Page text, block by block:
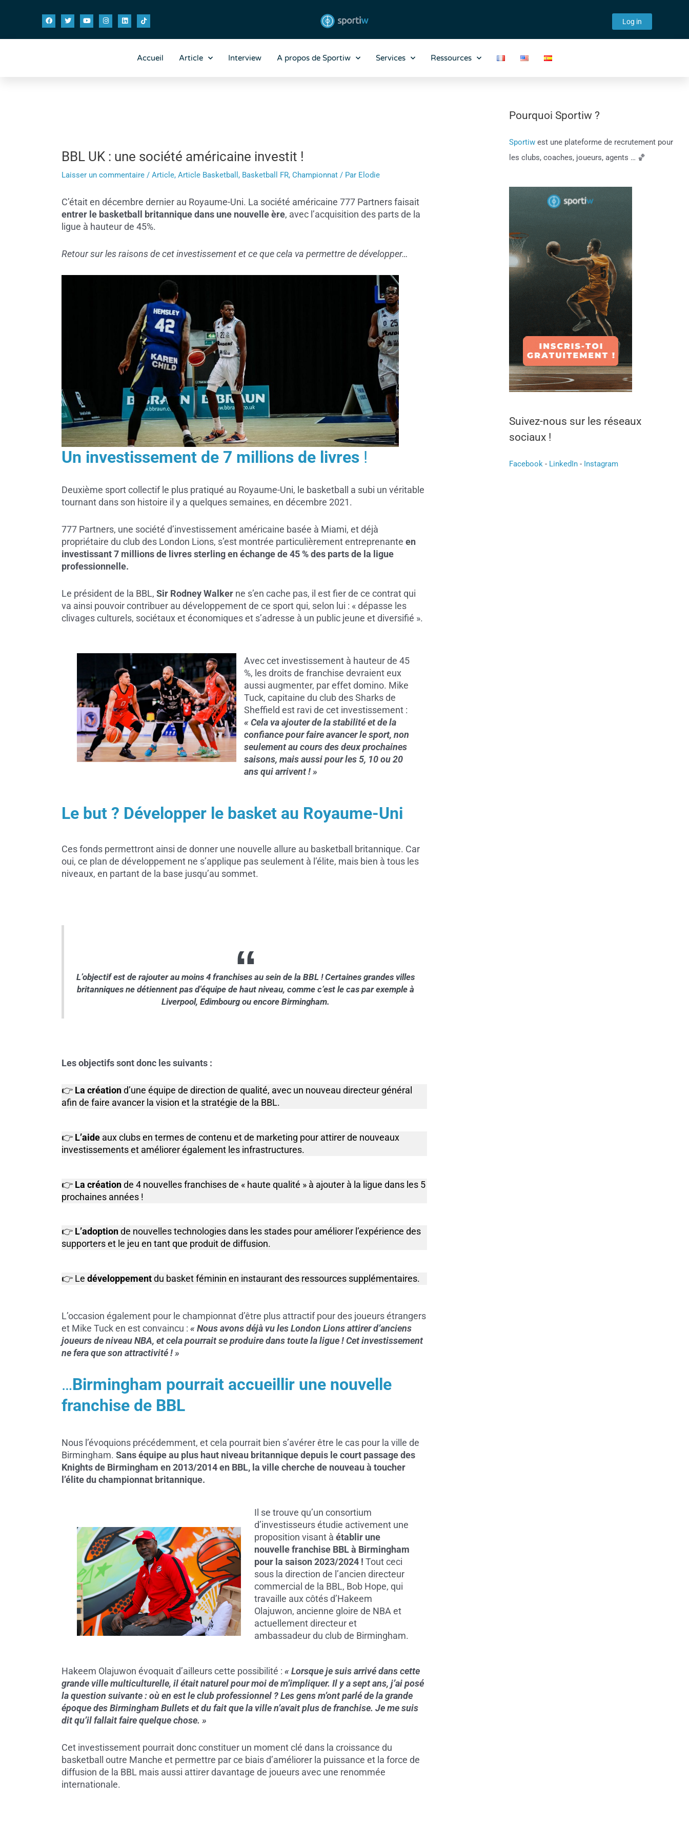
F
a
T
w
Y
o
I
n
L
i
T
i
Log in
Accueil Article Interview A propos de Sportiw Services Ressources
BBL UK : une société américaine investit !
Laisser un commentaire /Article,Article Basketball , Basketball FR,Championnat / Par Elodie
C’était en décembre dernier au Royaume-Uni. La société américaine 777 Partners faisait
entrer le basketball britannique dans une nouvelle ère, avec l’acquisition des parts de la
ligue à hauteur de 45%.
Retour sur les raisons de cet investissement et ce que cela va permettre de développer…
Un investissement de 7 millions de livres !
Deuxième sport collectif le plus pratiqué au Royaume-Uni, le basketball a subi un véritable
tournant dans son histoire il y a quelques semaines, en décembre 2021.
777 Partners, une société d’investissement américaine basée à Miami, et déjà
propriétaire du club des London Lions, s’est montrée particulièrement entreprenanteen
investissant 7 millions de livres sterling en échange de 45 % des parts de la ligue
professionnelle.
Le président de la BBL,Sir Rodney Walker ne s’en cache pas, il est fier de ce contrat qui
va ainsi pouvoir contribuer au développement de ce sport qui, selon lui : « dépasse les
clivages culturels, sociétaux et économiques et s’adresse à un public jeune et diversifié ».
Avec cet investissement à hauteur de 45
%, les droits de franchise devraient eux
aussi augmenter, par effet domino. Mike
Tuck, capitaine du club des Sharks de
Sheffield est ravi de cet investissement :
« Cela va ajouter de la stabilité et de la
confiance pour faire avancer le sport, non
seulement au cours des deux prochaines
saisons, mais aussi pour les 5, 10 ou 20
ans qui arrivent ! »
Le but ? Développer le basket au Royaume-Uni
Ces fonds permettront ainsi de donner une nouvelle allure au basketball britannique. Car
oui, ce plan de développement ne s’applique pas seulement à l’élite, mais bien à tous les
niveaux, en partant de la base jusqu’au sommet.
L’objectif est de rajouter au moins 4 franchises au sein de la BBL ! Certaines grandes villes
britanniques ne détiennent pas d’équipe de haut niveau, comme c’est le cas par exemple à
Liverpool, Edimbourg ou encore Birmingham.
Les objectifs sont donc les suivants :
👉 La créationd’une équipe de direction de qualité, avec un nouveau directeur général
afin de faire avancer la vision et la stratégie de la BBL.
👉 L’aide aux clubs en termes de contenu et de marketing pour attirer de nouveaux
investissements et améliorer également les infrastructures.
👉 La créationde 4 nouvelles franchises de « haute qualité » à ajouter à la ligue dans les 5
prochaines années !
👉 L’adoptionde nouvelles technologies dans les stades pour améliorer l’expérience des
supporters et le jeu en tant que produit de diffusion.
👉 Ledéveloppementdu basket féminin en instaurant des ressources supplémentaires.
L’occasion également pour le championnat d’être plus attractif pour des joueurs étrangers
et Mike Tuck en est convaincu :« Nous avons déjà vu les London Lions attirer d’anciens
joueurs de niveau NBA, et cela pourrait se produire dans toute la ligue ! Cet investissement
ne fera que son attractivité ! »
…Birmingham pourrait accueillir une nouvelle
franchise de BBL
Nous l’évoquions précédemment, et cela pourrait bien s’avérer être le cas pour la ville de
Birmingham.Sans équipe au plus haut niveau britannique depuis le court passage des
Knights de Birmingham en 2013/2014 en BBL, la ville cherche de nouveau à toucher
l’élite du championnat britannique.
Il se trouve qu’un consortium
d’investisseurs étudie activement une
proposition visant àétablir une
nouvelle franchise BBL à Birmingham
pour la saison 2023/2024 ! Tout ceci
sous la direction de l’ancien directeur
commercial de la BBL, Bob Hope, qui
travaille aux côtés d’Hakeem
Olajuwon, ancienne gloire de NBA et
actuellement directeur et
ambassadeur du club de Birmingham.
Hakeem Olajuwon évoquait d’ailleurs cette possibilité :« Lorsque je suis arrivé dans cette
grande ville multiculturelle, il était naturel pour moi de m’impliquer. Il y a sept ans, j’ai posé
la question suivante : où en est le club professionnel ? Les gens m’ont parlé de la grande
époque des Birmingham Bullets et du fait que la ville n’avait plus de franchise. Je me suis
dit qu’il fallait faire quelque chose. »
Cet investissement pourrait donc constituer un moment clé dans la croissance du
basketball outre Manche et permettre par ce biais d’améliorer la puissance et la force de
diffusion de la BBL mais aussi attirer davantage de joueurs avec une renommée
internationale.
Pourquoi Sportiw ?
Sportiw est une plateforme de recrutement pour
les clubs, coaches, joueurs, agents … 🏀
Suivez-nous sur les réseaux
sociaux !
Facebook- LinkedIn- Instagram